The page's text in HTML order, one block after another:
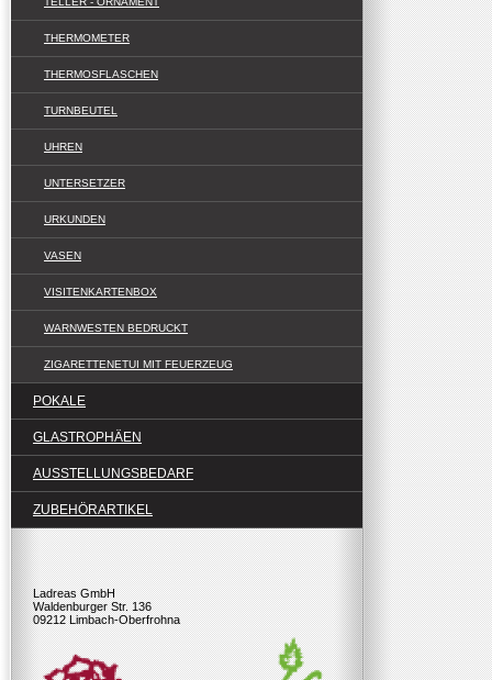
THERMOMETER
THERMOSFLASCHEN
TURNBEUTEL
UHREN
UNTERSETZER
URKUNDEN
VASEN
VISITENKARTENBOX
WARNWESTEN BEDRUCKT
ZIGARETTENETUI MIT FEUERZEUG
POKALE
GLASTROPHÄEN
AUSSTELLUNGSBEDARF
ZUBEHÖRARTIKEL
Ladreas GmbH
Waldenburger Str. 136
09212 Limbach-Oberfrohna